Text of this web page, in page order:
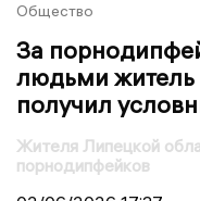
Общество
За
людьми житель
получил
Жителя Липецкой
порнодипфейков